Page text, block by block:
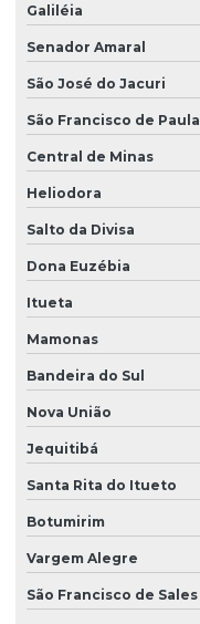
Galiléia
Senador Amaral
São José do Jacuri
São Francisco de Paula
Central de Minas
Heliodora
Salto da Divisa
Dona Euzébia
Itueta
Mamonas
Bandeira do Sul
Nova União
Jequitibá
Santa Rita do Itueto
Botumirim
Vargem Alegre
São Francisco de Sales